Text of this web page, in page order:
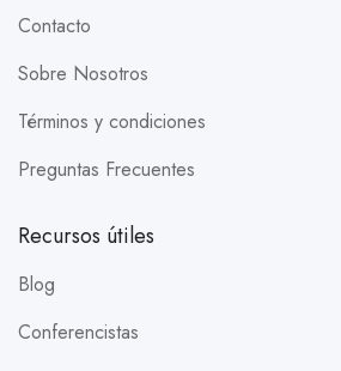
Contacto
Sobre Nosotros
Términos y condiciones
Preguntas Frecuentes
Recursos útiles
Blog
Conferencistas